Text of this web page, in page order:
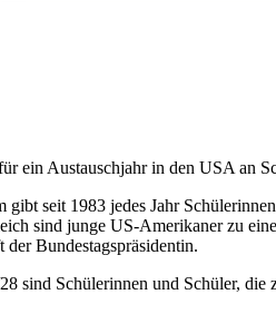
ein Austauschjahr in den USA an
gibt seit 1983 jedes Jahr
sind junge US-Amerikaner zu
der Bundestagspräsidentin.
sind Schülerinnen und Schüler, die